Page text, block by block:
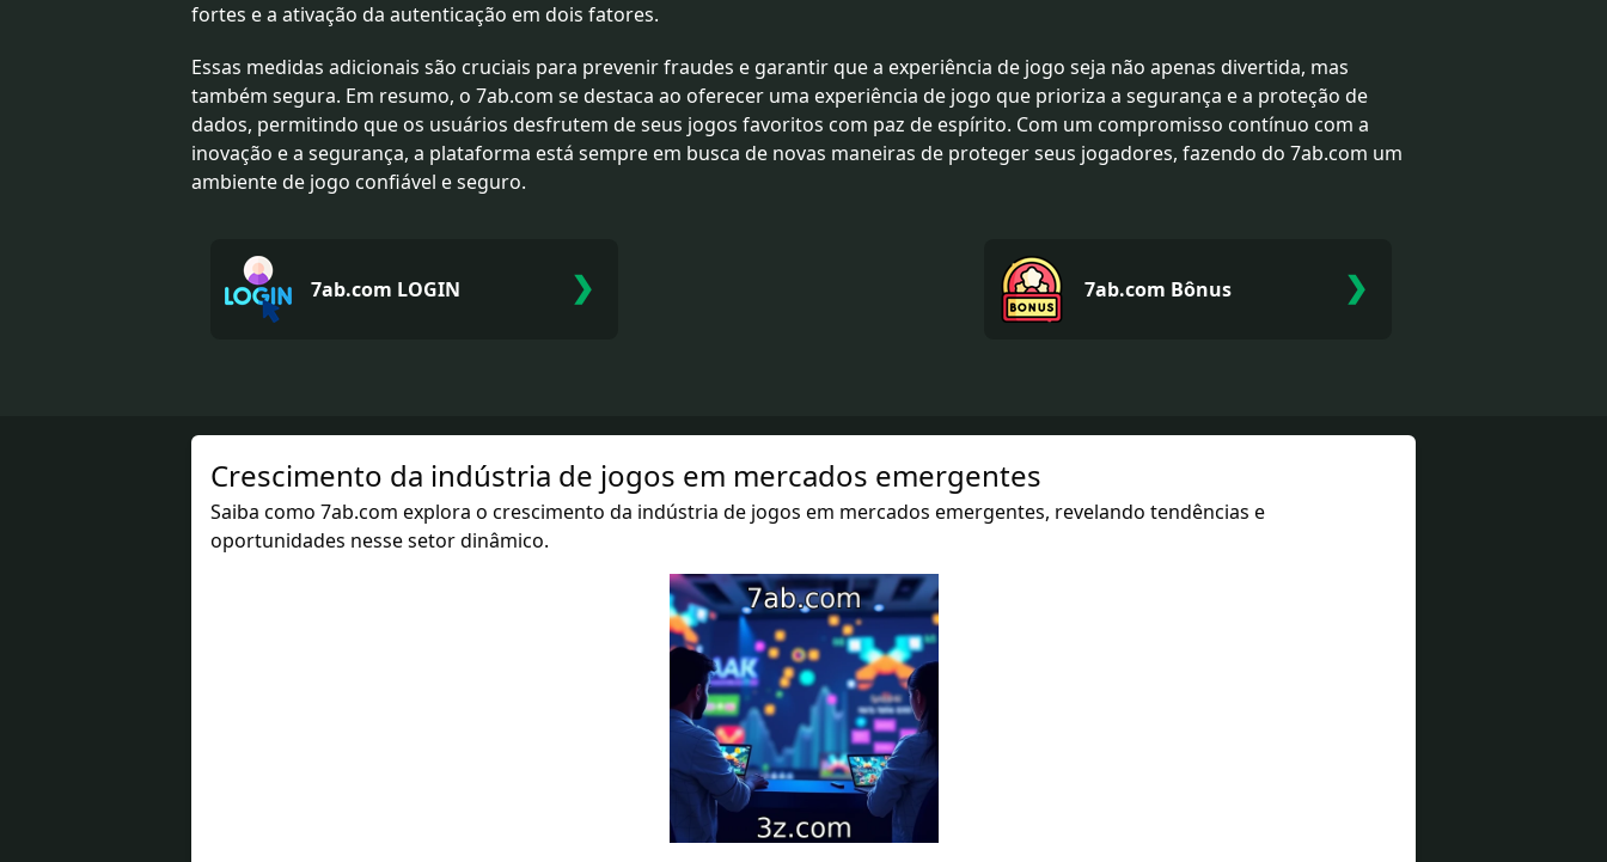
fortes e a ativação da autenticação em dois fatores.
Essas medidas adicionais são cruciais para prevenir fraudes e garantir que a experiência de jogo seja não apenas divertida, mas
também segura. Em resumo, o 7ab.com se destaca ao oferecer uma experiência de jogo que prioriza a segurança e a proteção de
dados, permitindo que os usuários desfrutem de seus jogos favoritos com paz de espírito. Com um compromisso contínuo com a
inovação e a segurança, a plataforma está sempre em busca de novas maneiras de proteger seus jogadores, fazendo do 7ab.com um
ambiente de jogo confiável e seguro.
7ab.com LOGIN ❯ 7ab.com Bônus ❯
Crescimento da indústria de jogos em mercados emergentes
Saiba como 7ab.com explora o crescimento da indústria de jogos em mercados emergentes, revelando tendências e
oportunidades nesse setor dinâmico.